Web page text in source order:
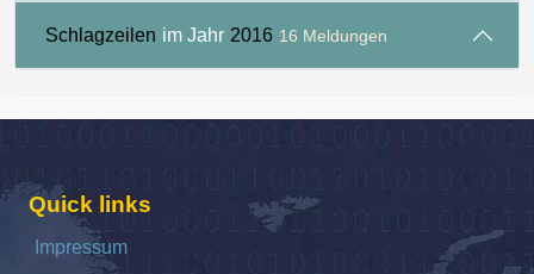
Schlagzeilen im Jahr 2016 16 Meldungen
Quick links
Impressum